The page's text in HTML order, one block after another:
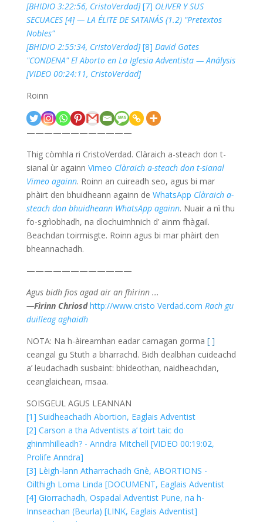
[BHIDIO 3:22:56, CristoVerdad] [7] OLIVER Y SUS
SECUACES [4] — LA ÉLITE DE SATANÁS (1.2) "Pretextos
Nobles"
[BHIDIO 2:55:34, CristoVerdad] [8] David Gates
"CONDENA" El Aborto en La Iglesia Adventista — Análysis
[VIDEO 00:24:11, CristoVerdad]
Roinn
————————————
Thig còmhla ri CristoVerdad. Clàraich a-steach don t-
sianal ùr againn Vimeo Clàraich a-steach don t-sianal
Vimeo againn. Roinn an cuireadh seo, agus bi mar
phàirt den bhuidheann againn de WhatsApp Clàraich a-
steach don bhuidheann WhatsApp againn. Nuair a nì thu
fo-sgrìobhadh, na dìochuimhnich d’ ainm fhàgail.
Beachdan toirmisgte. Roinn agus bi mar phàirt den
bheannachadh.
————————————
Agus bidh fios agad air an fhìrinn ...
—Fìrinn Chriosd http://www.cristo Verdad.com Rach gu
duilleag aghaidh
NOTA: Na h-àireamhan eadar camagan gorma [ ]
ceangal gu Stuth a bharrachd. Bidh dealbhan cuideachd
a’ leudachadh susbaint: bhideothan, naidheachdan,
ceanglaichean, msaa.
SOISGEUL AGUS LEANNAN
[1] Suidheachadh Abortion, Eaglais Adventist
[2] Carson a tha Adventists a’ toirt taic do
ghinmhilleadh? - Anndra Mitchell [VIDEO 00:19:02,
Prolife Anndra]
[3] Lèigh-lann Atharrachadh Gnè, ABORTIONS -
Oilthigh Loma Linda [DOCUMENT, Eaglais Adventist
[4] Giorrachadh, Ospadal Adventist Pune, na h-
Innseachan (Beurla) [LINK, Eaglais Adventist]